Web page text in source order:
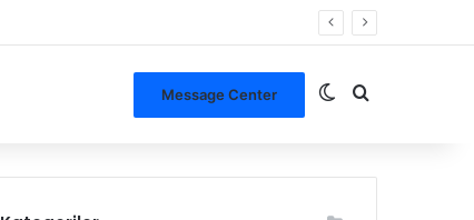
Message Center Dış görünümü
Arama yap